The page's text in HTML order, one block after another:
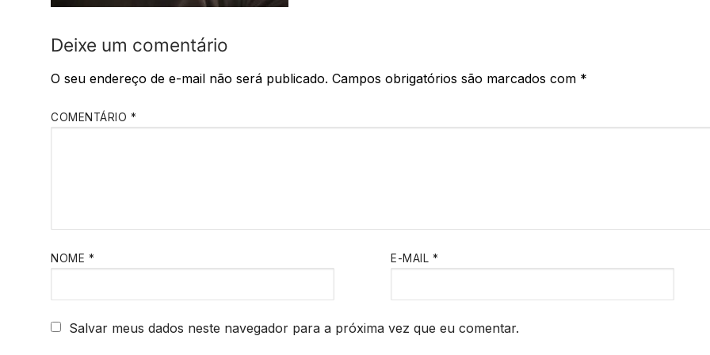
Deixe um comentário
O seu endereço de e-mail não será publicado. Campos obrigatórios são marcados com *
COMENTÁRIO *
NOME * E-MAIL *
Salvar meus dados neste navegador para a próxima vez que eu comentar.